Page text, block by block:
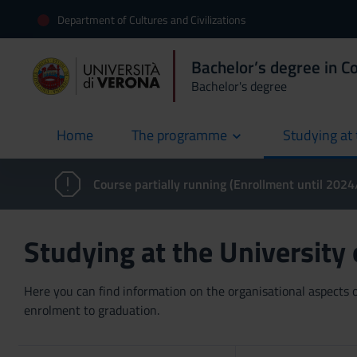
Department of Cultures and Civilizations
Bachelor’s degree in
Bachelor's degree
Home
current The programme Studying
Course partially running (Enrollment until
Studying at the University
Here you can find information on the organisational
enrolment to graduation.